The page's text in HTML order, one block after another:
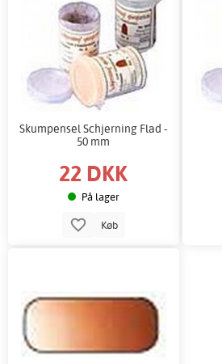
Skumpensel Schjerning Flad -
50 mm
22 DKK
På lager
Køb